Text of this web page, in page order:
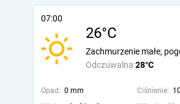
07:00
26°C
Odczuwalna 28°C
Zachmurzenie małe,
Opad: 0 mm Ciśnienie: